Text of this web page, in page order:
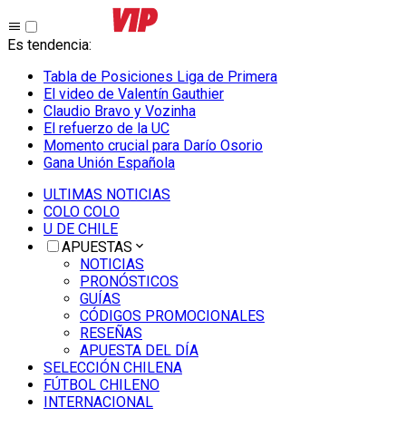
Es tendencia:
Tabla de Posiciones Liga de Primera
El video de Valentín Gauthier
Claudio Bravo y Vozinha
El refuerzo de la UC
Momento crucial para Darío Osorio
Gana Unión Española
ULTIMAS NOTICIAS
COLO COLO
U DE CHILE
APUESTAS
NOTICIAS
PRONÓSTICOS
GUÍAS
CÓDIGOS PROMOCIONALES
RESEÑAS
APUESTA DEL DÍA
SELECCIÓN CHILENA
FÚTBOL CHILENO
INTERNACIONAL